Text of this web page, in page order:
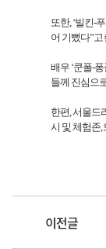
또한,‘빌킨-
어 기뻤다”고
배우 ‘쿤폴-퐁
들께 진심으
한편,서울드
시 및 체험존,
이전글